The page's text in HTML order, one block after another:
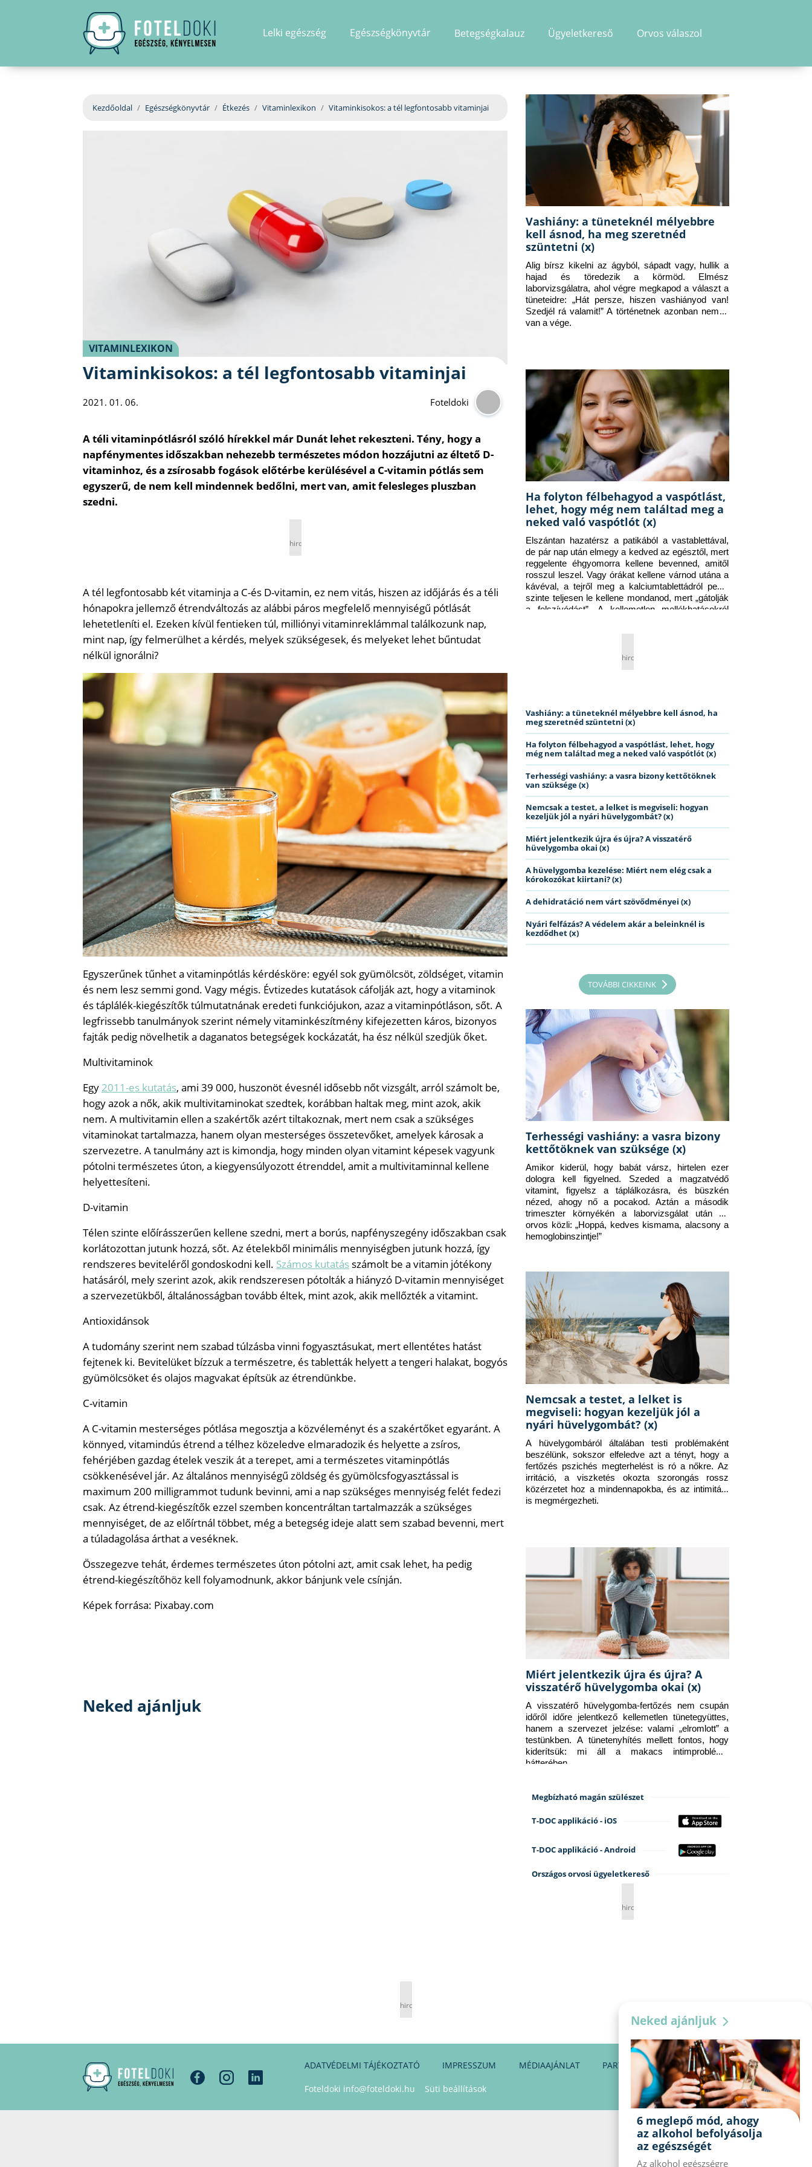
Lelki egészség Egészségkönyvtár Betegségkalauz Ügyeletkereső Orvos válaszol
Kezdőoldal Egészségkönyvtár Étkezés Vitaminlexikon Vitaminkisokos: a tél legfontosabb vitaminjai
VITAMINLEXIKON
Vitaminkisokos: a tél legfontosabb vitaminjai
2021. 01. 06. Foteldoki
A téli vitaminpótlásról szóló hírekkel már Dunát lehet rekeszteni. Tény, hogy a
napfénymentes időszakban nehezebb természetes módon hozzájutni az éltető D-
vitaminhoz, és a zsírosabb fogások előtérbe kerülésével a C-vitamin pótlás sem
egyszerű, de nem kell mindennek bedőlni, mert van, amit felesleges pluszban
szedni.
hirdetés
A tél legfontosabb két vitaminja a C-és D-vitamin, ez nem vitás, hiszen az időjárás és a téli
hónapokra jellemző étrendváltozás az alábbi páros megfelelő mennyiségű pótlását
lehetetleníti el. Ezeken kívül fentieken túl, milliónyi vitaminreklámmal találkozunk nap,
mint nap, így felmerülhet a kérdés, melyek szükségesek, és melyeket lehet bűntudat
nélkül ignorálni?
Egyszerűnek tűnhet a vitaminpótlás kérdésköre: egyél sok gyümölcsöt, zöldséget, vitamin
és nem lesz semmi gond. Vagy mégis. Évtizedes kutatások cáfolják azt, hogy a vitaminok
és táplálék-kiegészítők túlmutatnának eredeti funkciójukon, azaz a vitaminpótláson, sőt. A
legfrissebb tanulmányok szerint némely vitaminkészítmény kifejezetten káros, bizonyos
fajták pedig növelhetik a daganatos betegségek kockázatát, ha ész nélkül szedjük őket.
Multivitaminok
Egy 2011-es kutatás, ami 39 000, huszonöt évesnél idősebb nőt vizsgált, arról számolt be,
hogy azok a nők, akik multivitaminokat szedtek, korábban haltak meg, mint azok, akik
nem. A multivitamin ellen a szakértők azért tiltakoznak, mert nem csak a szükséges
vitaminokat tartalmazza, hanem olyan mesterséges összetevőket, amelyek károsak a
szervezetre. A tanulmány azt is kimondja, hogy minden olyan vitamint képesek vagyunk
pótolni természetes úton, a kiegyensúlyozott étrenddel, amit a multivitaminnal kellene
helyettesíteni.
D-vitamin
Télen szinte előírásszerűen kellene szedni, mert a borús, napfényszegény időszakban csak
korlátozottan jutunk hozzá, sőt. Az ételekből minimális mennyiségben jutunk hozzá, így
rendszeres beviteléről gondoskodni kell. Számos kutatás számolt be a vitamin jótékony
hatásáról, mely szerint azok, akik rendszeresen pótolták a hiányzó D-vitamin mennyiséget
a szervezetükből, általánosságban tovább éltek, mint azok, akik mellőzték a vitamint.
Antioxidánsok
A tudomány szerint nem szabad túlzásba vinni fogyasztásukat, mert ellentétes hatást
fejtenek ki. Bevitelüket bízzuk a természetre, és tabletták helyett a tengeri halakat, bogyós
gyümölcsöket és olajos magvakat építsük az étrendünkbe.
C-vitamin
A C-vitamin mesterséges pótlása megosztja a közvéleményt és a szakértőket egyaránt. A
könnyed, vitamindús étrend a télhez közeledve elmaradozik és helyette a zsíros,
fehérjében gazdag ételek veszik át a terepet, ami a természetes vitaminpótlás
csökkenésével jár. Az általános mennyiségű zöldség és gyümölcsfogyasztással is
maximum 200 milligrammot tudunk bevinni, ami a nap szükséges mennyiség felét fedezi
csak. Az étrend-kiegészítők ezzel szemben koncentráltan tartalmazzák a szükséges
mennyiséget, de az előírtnál többet, még a betegség ideje alatt sem szabad bevenni, mert
a túladagolása árthat a veséknek.
Összegezve tehát, érdemes természetes úton pótolni azt, amit csak lehet, ha pedig
étrend-kiegészítőhöz kell folyamodnunk, akkor bánjunk vele csínján.
Képek forrása: Pixabay.com
Neked ajánljuk
Vashiány: a tüneteknél mélyebbre
kell ásnod, ha meg szeretnéd
szüntetni (x)
Alig bírsz kikelni az ágyból, sápadt vagy, hullik a
hajad és töredezik a körmöd. Elmész
laborvizsgálatra, ahol végre megkapod a választ a
tüneteidre: „Hát persze, hiszen vashiányod van!
Szedjél rá valamit!” A történetnek azonban nem itt
van a vége.
Ha folyton félbehagyod a vaspótlást,
lehet, hogy még nem találtad meg a
neked való vaspótlót (x)
Elszántan hazatérsz a patikából a vastablettával,
de pár nap után elmegy a kedved az egésztől, mert
reggelente éhgyomorra kellene bevenned, amitől
rosszul leszel. Vagy órákat kellene várnod utána a
kávéval, a tejről meg a kalciumtablettádról pedig
szinte teljesen le kellene mondanod, mert „gátolják
a felszívódást”. A kellemetlen mellékhatásokról
hirdetés
Vashiány: a tüneteknél mélyebbre kell ásnod, ha
meg szeretnéd szüntetni (x)
Ha folyton félbehagyod a vaspótlást, lehet, hogy
még nem találtad meg a neked való vaspótlót (x)
Terhességi vashiány: a vasra bizony kettőtöknek
van szüksége (x)
Nemcsak a testet, a lelket is megviseli: hogyan
kezeljük jól a nyári hüvelygombát? (x)
Miért jelentkezik újra és újra? A visszatérő
hüvelygomba okai (x)
A hüvelygomba kezelése: Miért nem elég csak a
kórokozókat kiirtani? (x)
A dehidratáció nem várt szövődményei (x)
Nyári felfázás? A védelem akár a beleinknél is
kezdődhet (x)
TOVÁBBI CIKKEINK
Terhességi vashiány: a vasra bizony
kettőtöknek van szüksége (x)
Amikor kiderül, hogy babát vársz, hirtelen ezer
dologra kell figyelned. Szeded a magzatvédő
vitamint, figyelsz a táplálkozásra, és büszkén
nézed, ahogy nő a pocakod. Aztán a második
trimeszter környékén a laborvizsgálat után az
orvos közli: „Hoppá, kedves kismama, alacsony a
hemoglobinszintje!”
Nemcsak a testet, a lelket is
megviseli: hogyan kezeljük jól a
nyári hüvelygombát? (x)
A hüvelygombáról általában testi problémaként
beszélünk, sokszor elfeledve azt a tényt, hogy a
fertőzés pszichés megterhelést is ró a nőkre. Az
irritáció, a viszketés okozta szorongás rossz
közérzetet hoz a mindennapokba, és az intimitást
is megmérgezheti.
Miért jelentkezik újra és újra? A
visszatérő hüvelygomba okai (x)
A visszatérő hüvelygomba-fertőzés nem csupán
időről időre jelentkező kellemetlen tünetegyüttes,
hanem a szervezet jelzése: valami „elromlott” a
testünkben. A tünetenyhítés mellett fontos, hogy
kiderítsük: mi áll a makacs intimprobléma
hátterében.
Megbízható magán szülészet
T-DOC applikáció - iOS
T-DOC applikáció - Android
Országos orvosi ügyeletkereső
hirdetés
hirdetés
ADATVÉDELMI TÁJÉKOZTATÓ IMPRESSZUM MÉDIAAJÁNLAT PARTNEREINK KAPCSOLAT
Foteldoki info@foteldoki.hu Süti beállítások
Neked ajánljuk
6 meglepő mód, ahogy
az alkohol befolyásolja
az egészségét
Az alkohol egészségre